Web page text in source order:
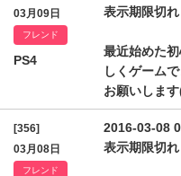
03月09日
フレンド
PS4
表示期限切れ
最近始めた
しくゲーム
お願いしま
[356]
03月08日
フレンド
2016-03-08
表示期限切れ